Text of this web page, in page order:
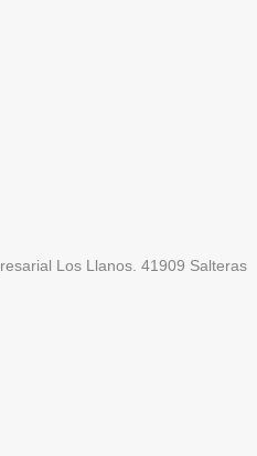
Los Llanos. 41909 Salteras